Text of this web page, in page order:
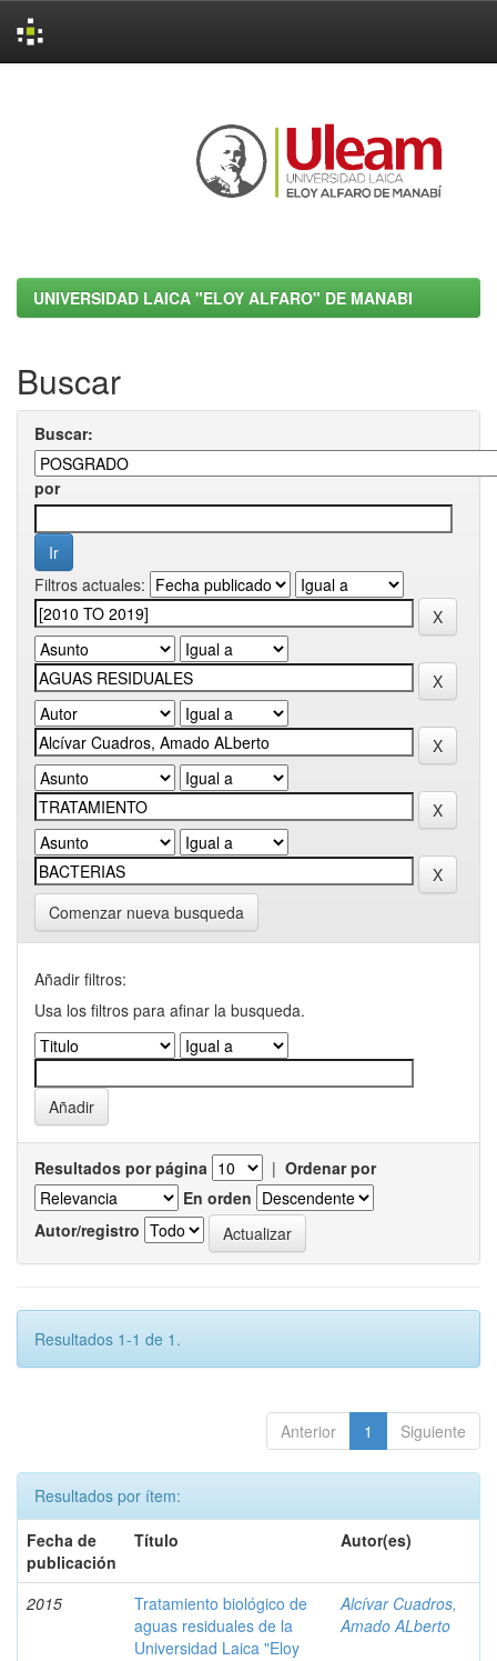
UNIVERSIDAD LAICA "ELOY ALFARO" DE MANABI
Buscar
Buscar:
por
Filtros actuales:
Comenzar nueva busqueda
Añadir filtros:
Usa los filtros para afinar la busqueda.
Resultados por página | Ordenar por
En orden
Autor/registro
Resultados 1-1 de 1.
Anterior 1 Siguiente
Resultados por ítem:
Fecha de
publicación
Título Autor(es)
2015
Tratamiento biológico de
aguas residuales de la
Universidad Laica "Eloy
Alcívar Cuadros,
Amado ALberto